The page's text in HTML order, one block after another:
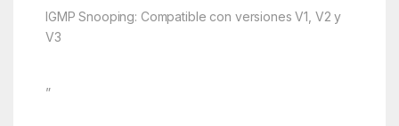
IGMP Snooping: Compatible con versiones V1, V2 y
V3
”